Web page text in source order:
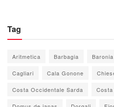
Tag
Aritmetica Barbagia Baronia
Cagliari Cala Gonone
Costa Occidentale Sarda